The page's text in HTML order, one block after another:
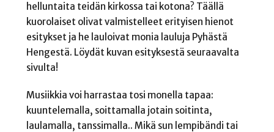
helluntaita teidän kirkossa tai kotona? Täällä
kuorolaiset olivat valmistelleet erityisen hienot
esitykset ja he lauloivat monia lauluja Pyhästä
Hengestä. Löydät kuvan esityksestä seuraavalta
sivulta!
Musiikkia voi harrastaa tosi monella tapaa:
kuuntelemalla, soittamalla jotain soitinta,
laulamalla, tanssimalla.. Mikä sun lempibändi tai